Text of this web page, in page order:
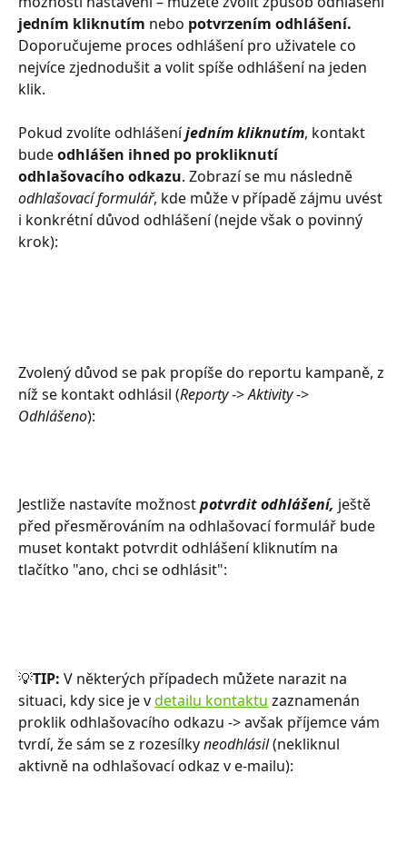
jedním kliknutím nebo potvrzením odhlášení.
Doporučujeme proces odhlášení pro uživatele co
nejvíce zjednodušit a volit spíše odhlášení na jeden
klik.
Pokud zvolíte odhlášení jedním kliknutím, kontakt
bude odhlášen ihned po prokliknutí
odhlašovacího odkazu. Zobrazí se mu následně
odhlašovací formulář, kde může v případě zájmu uvést
i konkrétní důvod odhlášení (nejde však o povinný
krok):
Zvolený důvod se pak propíše do reportu kampaně, z
níž se kontakt odhlásil (Reporty -> Aktivity ->
Odhlášeno):
Jestliže nastavíte možnost potvrdit odhlášení, ještě
před přesměrováním na odhlašovací formulář bude
muset kontakt potvrdit odhlášení kliknutím na
tlačítko "ano, chci se odhlásit":
💡TIP: V některých případech můžete narazit na
situaci, kdy sice je v detailu kontaktu zaznamenán
proklik odhlašovacího odkazu -> avšak příjemce vám
tvrdí, že sám se z rozesílky neodhlásil (nekliknul
aktivně na odhlašovací odkaz v e-mailu):